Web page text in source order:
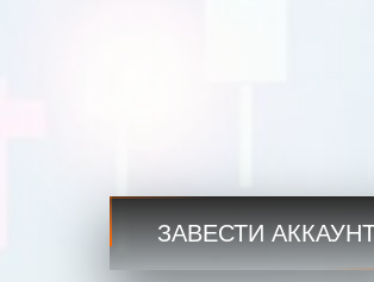
ЗАВЕСТИ